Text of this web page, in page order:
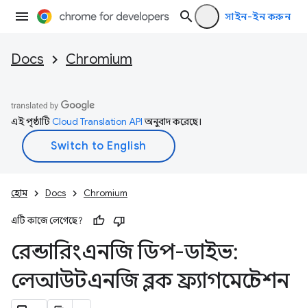
সাইন-ইন করুন
Docs Chromium
এই পৃষ্ঠাটিCloud Translation APIঅনুবাদ করেছে।
হোম Docs Chromium
এটি কাজে লেগেছে?
রেন্ডারিংএনজি ডিপ-ডাইভ:
লেআউটএনজি ব্লক ফ্র্যাগমেন্টেশন